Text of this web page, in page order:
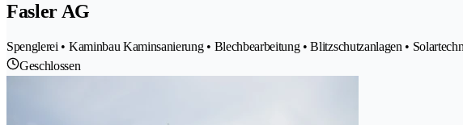
Fasler AG
Spenglerei • Kaminbau Kaminsanierung • Blechbearbeitung • Blitzschutzanlagen •
Geschlossen